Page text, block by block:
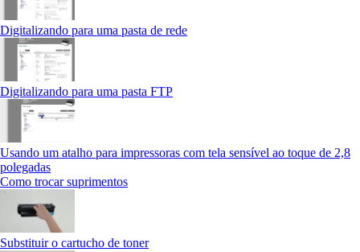
Digitalizando para uma pasta de rede
Digitalizando para uma pasta FTP
Usando um atalho para impressoras com tela sensível ao toque de 2,8
polegadas
Como trocar suprimentos
Substituir o cartucho de toner